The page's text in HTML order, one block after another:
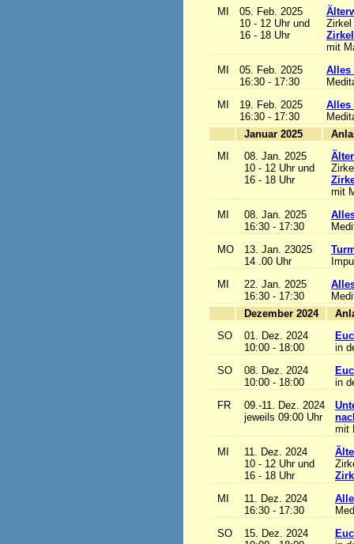
MI
05. Feb. 2025
10 - 12 Uhr und
16 - 18 Uhr
Zirkel
mit
MI
05. Feb. 2025
16:30 - 17:30
Alles
MI
19. Feb. 2025
16:30 - 17:30
Alles
Januar 2025
MI
08. Jan. 2025
10 - 12 Uhr und
16 - 18 Uhr
mit
MI
08. Jan. 2025
16:30 - 17:30
MO
13. Jan. 23025
14 .00 Uhr
MI
22. Jan. 2025
16:30 - 17:30
Dezember 2024
SO
01. Dez. 2024
10:00 - 18:00
in
SO
08. Dez. 2024
10:00 - 18:00
in
FR
09.-11. Dez. 2024
jeweils 09:00 Uhr
mit
MI
11. Dez. 2024
10 - 12 Uhr und
16 - 18 Uhr
MI
11. Dez. 2024
16:30 - 17:30
SO
15. Dez. 2024